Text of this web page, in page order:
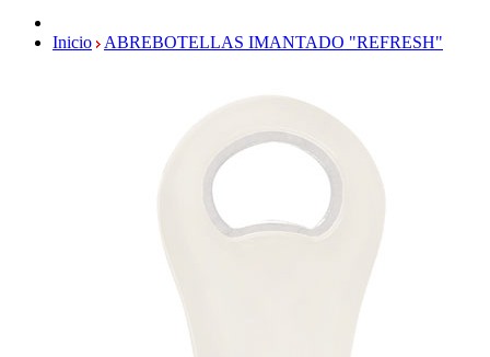
Inicio ABREBOTELLAS IMANTADO "REFRESH"